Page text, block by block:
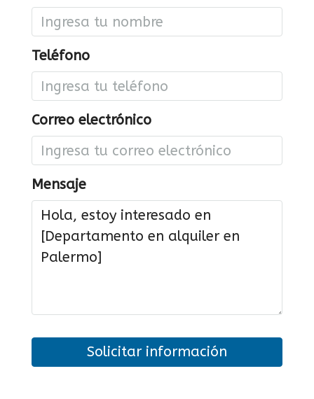
Teléfono
Correo electrónico
Mensaje
Solicitar información